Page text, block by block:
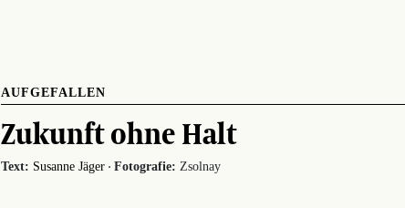
AUFGEFALLEN
Zukunft ohne Halt
Text: Susanne Jäger· Fotografie: Zsolnay